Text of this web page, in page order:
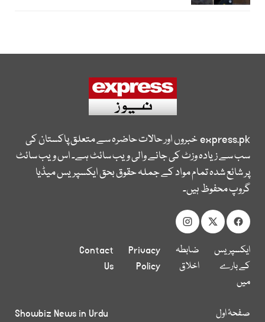
express.pkخبروں اور حالات حاضرہ سے متعلق پاکستان کی
سب سے زیادہ وزٹ کی جانے والی ویب سائٹ ہے۔ اس ویب سائٹ
پر شائع شدہ تمام مواد کے جملہ حقوق بحق ایکسپریس میڈیا
گروپ محفوظ ہیں۔
ایکسپریس
کے بارے
میں
ضابطہ
اخلاق
Privacy
Policy
Contact
Us
صفحۂ اول
Showbiz News in Urdu